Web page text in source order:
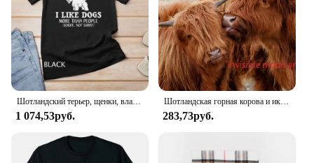
Шотландский терьер, щенки, владелец, влюбленная футболка унисекс
1 074,53руб.
Шотландская горная корова и икры холст Художественная печать-сельский животный Настенный декор для гостиной
283,73руб.